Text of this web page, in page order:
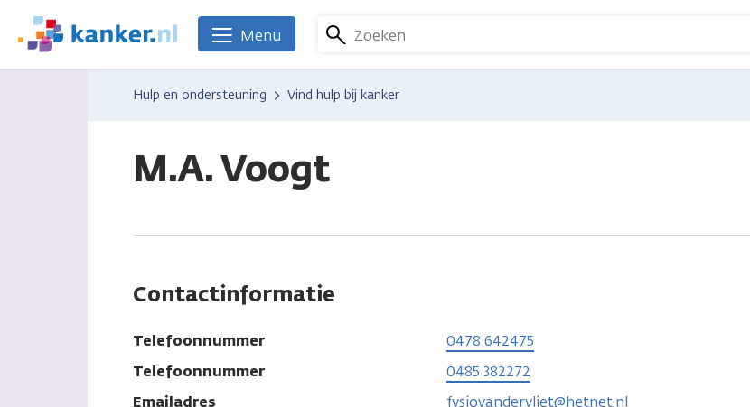
naar
We
zijn
Kanker.nl
Zoeken
Menu
Hulp en ondersteuning Vind hulp bij kanker
M.A. Voogt
Contactinformatie
Telefoonnummer
0478 642475
Telefoonnummer
0485 382272
Emailadres
fysiovandervliet@hetnet.nl